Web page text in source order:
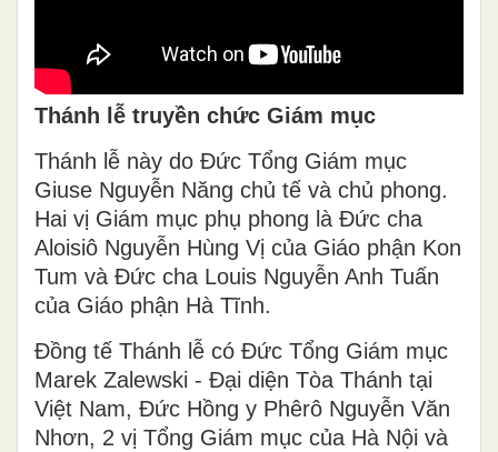
Thánh lễ truyền chức Giám mục
Thánh lễ này do Đức Tổng Giám mục
Giuse Nguyễn Năng chủ tế và chủ phong.
Hai vị Giám mục phụ phong là Đức cha
Aloisiô Nguyễn Hùng Vị của Giáo phận Kon
Tum và Đức cha Louis Nguyễn Anh Tuấn
của Giáo phận Hà Tĩnh.
Đồng tế Thánh lễ có Đức Tổng Giám mục
Marek Zalewski - Đại diện Tòa Thánh tại
Việt Nam, Đức Hồng y Phêrô Nguyễn Văn
Nhơn, 2 vị Tổng Giám mục của Hà Nội và